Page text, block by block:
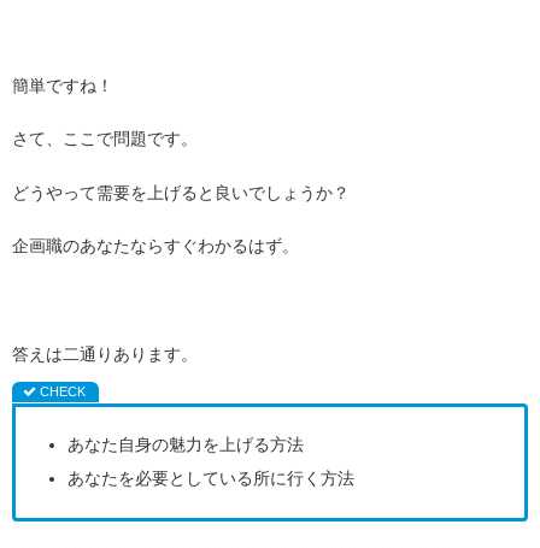
簡単ですね！
さて、ここで問題です。
どうやって需要を上げると良いでしょうか？
企画職のあなたならすぐわかるはず。
答えは二通りあります。
あなた自身の魅力を上げる方法
あなたを必要としている所に行く方法